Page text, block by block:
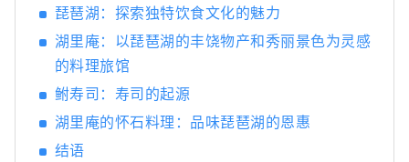
的发酵食品文化。知多半岛被伊势湾和三河湾
环绕，风景秀丽，自古以来，清酒、醋、味
噌、酱油等酿造业便蓬勃发展。西川是德川家
特的发酵调味料而闻名。
琵琶湖：探索独特饮食文化的魅力
湖里庵：以琵琶湖的丰饶物产和秀丽景色为灵感
的料理旅馆
鲋寿司：寿司的起源
湖里庵的怀石料理：品味琵琶湖的恩惠
结语